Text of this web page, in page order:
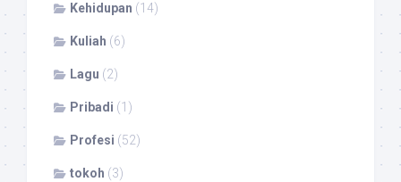
Kehidupan (14)
Kuliah (6)
Lagu (2)
Pribadi (1)
Profesi (52)
tokoh (3)